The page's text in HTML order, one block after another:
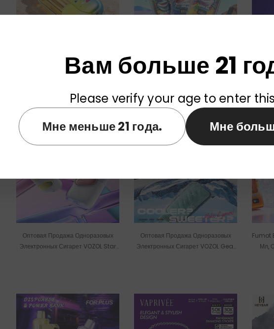
Одноразовые Вейпы Geek Bar CLR
50000 Puffs Оптом
Оптовая Продажа Одноразовых
Вейпов VAPEN Mega 50000 Puffs
Оптовая Продажа Одноразовых
Электронных Сигарет VOZOL Star
Оптовая Продажа Одноразовых
Электронных Сигарет VOZOL Gear
Fumot
Мл,
Вам больше 21
Please verify your age to enter
Мне меньше 21 года.
Мне